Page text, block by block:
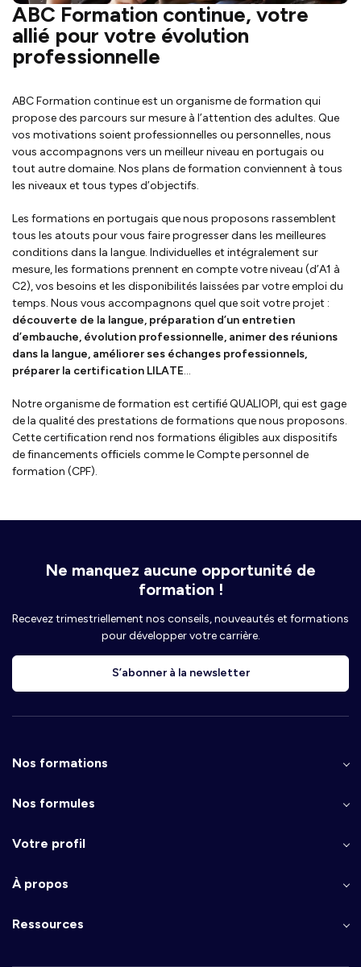
ABC Formation continue, votre
allié pour votre évolution
professionnelle
ABC Formation continue est un organisme de formation qui
propose des parcours sur mesure à l’attention des adultes. Que
vos motivations soient professionnelles ou personnelles, nous
vous accompagnons vers un meilleur niveau en portugais ou
tout autre domaine. Nos plans de formation conviennent à tous
les niveaux et tous types d’objectifs.
Les formations en portugais que nous proposons rassemblent
tous les atouts pour vous faire progresser dans les meilleures
conditions dans la langue. Individuelles et intégralement sur
mesure, les formations prennent en compte votre niveau (d’A1 à
C2), vos besoins et les disponibilités laissées par votre emploi du
temps. Nous vous accompagnons quel que soit votre projet :
découverte de la langue, préparation d’un entretien
d’embauche, évolution professionnelle, animer des réunions
dans la langue, améliorer ses échanges professionnels,
préparer la certification LILATE…
Notre organisme de formation est certifié QUALIOPI, qui est gage
de la qualité des prestations de formations que nous proposons.
Cette certification rend nos formations éligibles aux dispositifs
de financements officiels comme le Compte personnel de
formation (CPF).
Ne manquez aucune opportunité de
formation !
Recevez trimestriellement nos conseils, nouveautés et formations
pour développer votre carrière.
S’abonner à la newsletter
Nos formations
Nos formules
Votre profil
À propos
Ressources